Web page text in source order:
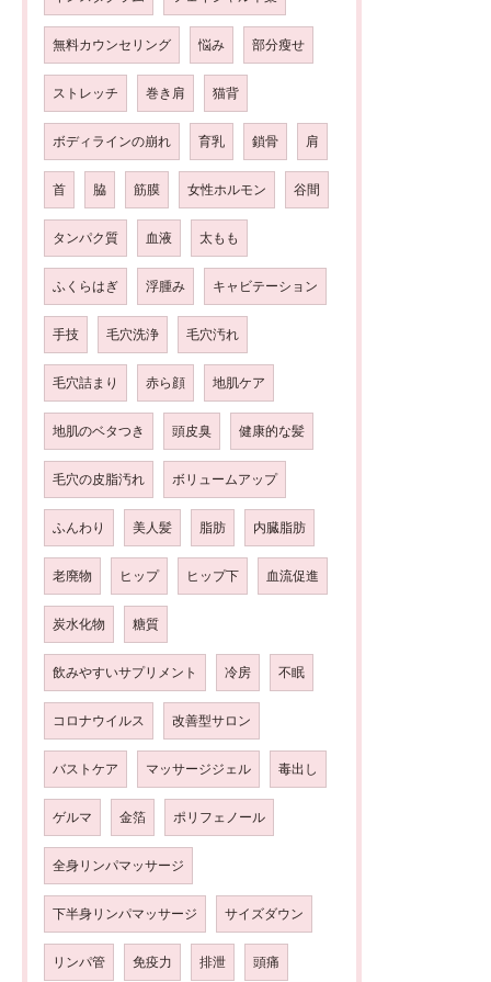
無料カウンセリング 悩み 部分瘦せ
ストレッチ 巻き肩 猫背
ボディラインの崩れ 育乳 鎖骨 肩
首 脇 筋膜 女性ホルモン 谷間
タンパク質 血液 太もも
ふくらはぎ 浮腫み キャビテーション
手技 毛穴洗浄 毛穴汚れ
毛穴詰まり 赤ら顔 地肌ケア
地肌のベタつき 頭皮臭 健康的な髪
毛穴の皮脂汚れ ボリュームアップ
ふんわり 美人髪 脂肪 内臓脂肪
老廃物 ヒップ ヒップ下 血流促進
炭水化物 糖質
飲みやすいサプリメント 冷房 不眠
コロナウイルス 改善型サロン
バストケア マッサージジェル 毒出し
ゲルマ 金箔 ポリフェノール
全身リンパマッサージ
下半身リンパマッサージ サイズダウン
リンパ管 免疫力 排泄 頭痛